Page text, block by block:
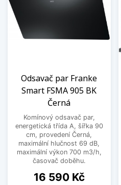
Odsavač par Franke
Smart FSMA 905 BK
Černá
Komínový odsavač par,
energetická třída A, šířka 90
cm, provedení Černá,
maximální hlučnost 69 dB,
maximální výkon 700 m3/h,
časovač doběhu.
Cena
16 590 Kč